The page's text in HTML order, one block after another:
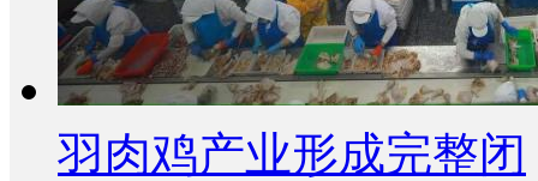
羽肉鸡产业形成完整闭